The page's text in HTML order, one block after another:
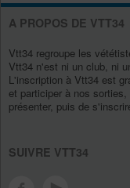
A PROPOS DE VTT34
Vtt34 regroupe les
Vtt34 n'est ni un club, ni
L'inscription à Vtt34 est
et participer à nos
présenter, puis de
SUIVRE VTT34